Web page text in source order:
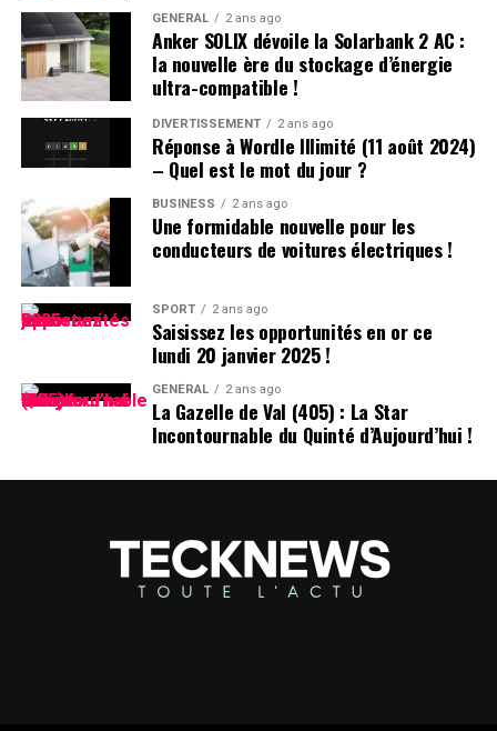
Un autre incident s’est produit à Villeneuve-sur-Lot où
plusieurs individus se sont battus après avoir reçu des
menaces liées à un vol automobile avorté. Le parquet a
décidé de poursuivre trois passagers en leur proposant
une comparution sur reconnaissance préalable de
culpabilité (CRPC). Ils devront se présenter devant le
tribunal local fin avril.
GÉNÉRAL 2 ans ago
Anker SOLIX dévoile la Solarbank 2 AC :
la nouvelle ère du stockage d’énergie
ultra-compatible !
DIVERTISSEMENT 2 ans ago
Réponse à Wordle Illimité (11 août 2024)
– Quel est le mot du jour ?
BUSINESS 2 ans ago
Une formidable nouvelle pour les
conducteurs de voitures électriques !
SPORT 2 ans ago
Saisissez les opportunités en or ce
lundi 20 janvier 2025 !
GÉNÉRAL 2 ans ago
La Gazelle de Val (405) : La Star
Incontournable du Quinté d’Aujourd’hui !